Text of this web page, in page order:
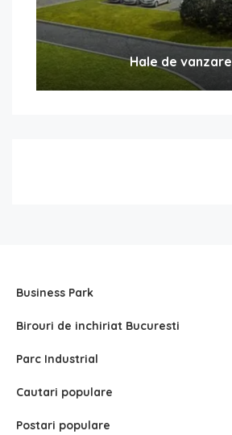
Hale de vanzare
Business Park
Birouri de inchiriat Bucuresti
Parc Industrial
Cautari populare
Postari populare